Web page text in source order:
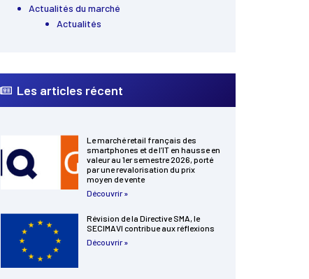
Actualités du marché
Actualités
Les articles récent
Le marché retail français des
smartphones et de l’IT en hausse en
valeur au 1er semestre 2026, porté
par une revalorisation du prix
moyen de vente
Découvrir »
Révision de la Directive SMA, le
SECIMAVI contribue aux réflexions
Découvrir »